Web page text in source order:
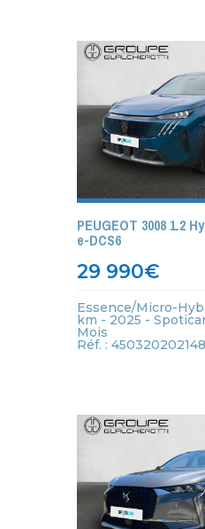
PEUGEOT 3008 1.2
e-DCS6
29 990€
Essence/Micro-
km - 2025 -
Mois
Réf. : 450320202148